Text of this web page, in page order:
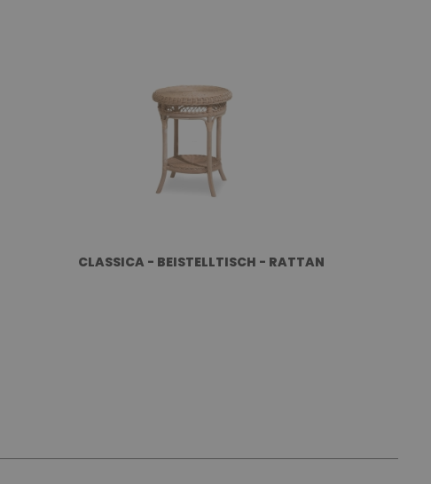
CLASSICA - BEISTELLTISCH - RATTAN